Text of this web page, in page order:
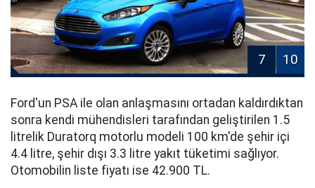
7 10
Ford'un PSA ile olan anlaşmasını ortadan kaldırdıktan
sonra kendi mühendisleri tarafından geliştirilen 1.5
litrelik Duratorq motorlu modeli 100 km'de şehir içi
4.4 litre, şehir dışı 3.3 litre yakıt tüketimi sağlıyor.
Otomobilin liste fiyatı ise 42.900 TL.